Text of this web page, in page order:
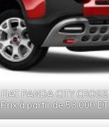
FIAT PANDA CITY CROSS
Prix à partir de 53 000 DT